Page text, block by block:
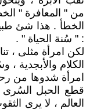
من " المعافرة "
الخطأ . هذا شئ
: " سُنة الحياة " .
لكن امرأة مثلى ،
الكلام والأبجدية ،
امرأة شدوها من
قطع الحبل السُرى
العالم ، لا يرى